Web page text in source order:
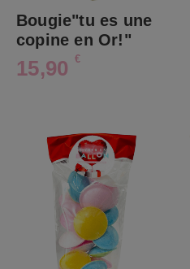
Bougie"tu es une
copine en Or!"
15,90 €